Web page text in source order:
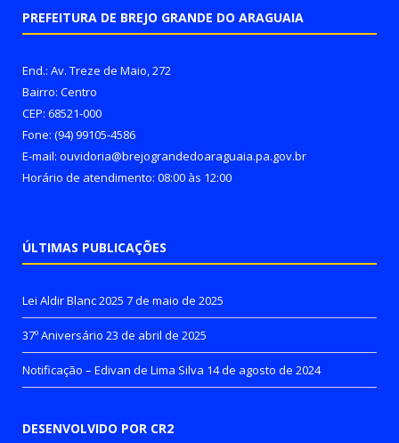
PREFEITURA DE BREJO GRANDE DO ARAGUAIA
End.: Av. Treze de Maio, 272
Bairro: Centro
CEP: 68521-000
Fone: (94) 99105-4586
E-mail: ouvidoria@brejograndedoaraguaia.pa.gov.br
Horário de atendimento: 08:00 às 12:00
ÚLTIMAS PUBLICAÇÕES
Lei Aldir Blanc 2025 7 de maio de 2025
37º Aniversário 23 de abril de 2025
Notificação – Edivan de Lima Silva 14 de agosto de 2024
DESENVOLVIDO POR CR2